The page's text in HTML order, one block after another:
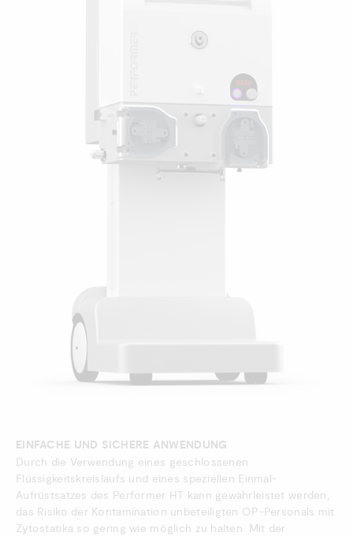
EINFACHE UND SICHERE ANWENDUNG
Durch die Verwendung eines geschlossenen
Flüssigkeitskreislaufs und eines speziellen Einmal-
Aufrüstsatzes des Performer HT kann gewährleistet werden,
das Risiko der Kontamination unbeteiligten OP-Personals mit
Zytostatika so gering wie möglich zu halten. Mit der